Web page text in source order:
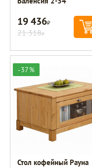
19 436Р
21 318Р
-37%
Стол кофейный Рауна